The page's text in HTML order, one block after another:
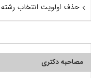
حذف اولویت انتخاب
مصاحبه دکتری